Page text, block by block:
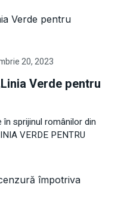
20, 2023
Verde pentru
sprijinul românilor din
VERDE PENTRU